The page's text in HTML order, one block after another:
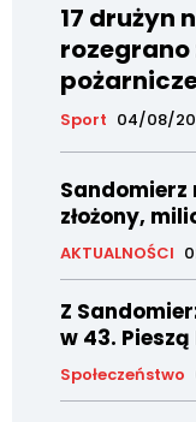
17 drużyn
Sport 04/08/
Sandomierz
złożony,
AKTUALNOŚCI
Z
w 43.
Społeczeństwo